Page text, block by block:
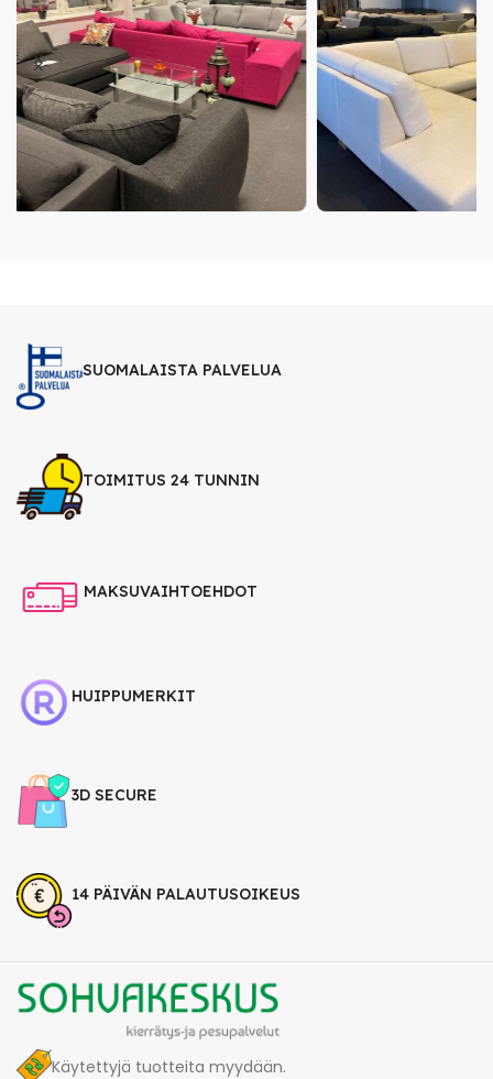
SUOMALAISTA PALVELUA
TOIMITUS 24 TUNNIN
MAKSUVAIHTOEHDOT
HUIPPUMERKIT
3D SECURE
14 PÄIVÄN PALAUTUSOIKEUS
Käytettyjä tuotteita myydään.